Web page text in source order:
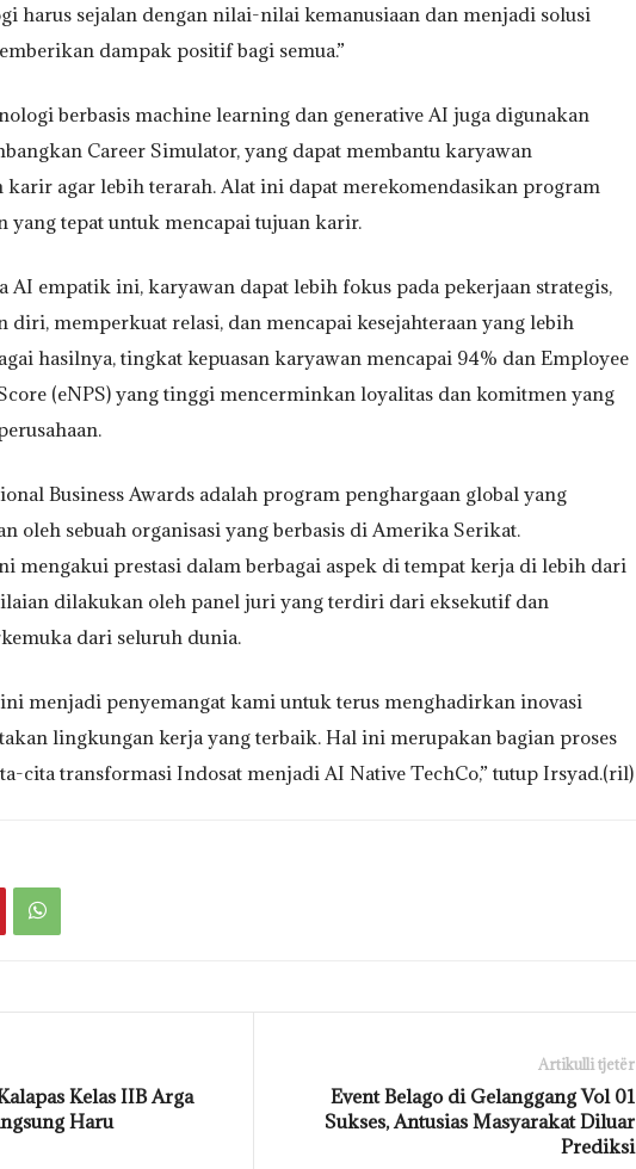
harus sejalan dengan nilai-nilai kemanusiaan dan menjadi solusi
dampak positif bagi semua.”
berbasis machine learning dan generative AI juga digunakan
Career Simulator, yang dapat membantu karyawan
karir agar lebih terarah. Alat ini dapat merekomendasikan program
yang tepat untuk mencapai tujuan karir.
AI empatik ini, karyawan dapat lebih fokus pada pekerjaan strategis,
diri, memperkuat relasi, dan mencapai kesejahteraan yang lebih
hasilnya, tingkat kepuasan karyawan mencapai 94% dan Employee
(eNPS) yang tinggi mencerminkan loyalitas dan komitmen yang
Business Awards adalah program penghargaan global yang
oleh sebuah organisasi yang berbasis di Amerika Serikat.
mengakui prestasi dalam berbagai aspek di tempat kerja di lebih dari
dilakukan oleh panel juri yang terdiri dari eksekutif dan
dari seluruh dunia.
ini menjadi penyemangat kami untuk terus menghadirkan inovasi
lingkungan kerja yang terbaik. Hal ini merupakan bagian proses
cita transformasi Indosat menjadi AI Native TechCo,” tutup Irsyad.(ril)
Kelas IIB Arga
Haru
Artikulli tjetër
Event Belago di Gelanggang Vol 01
Sukses, Antusias Masyarakat Diluar
Prediksi